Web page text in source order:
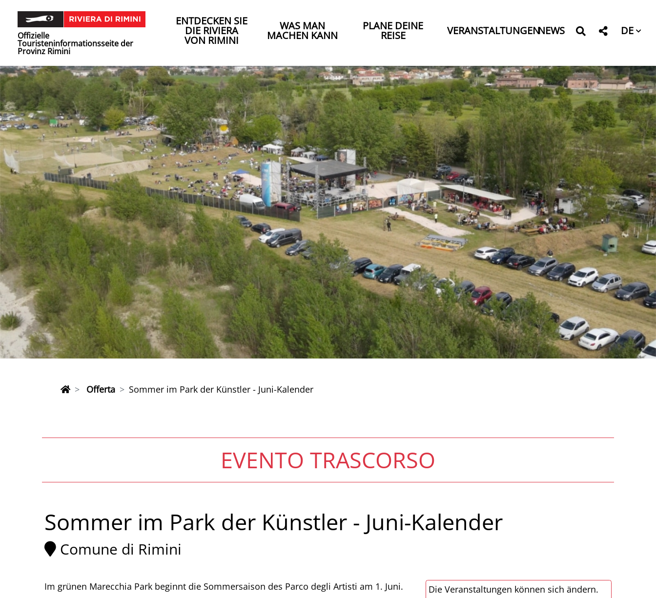
Offizielle
Touristeninformationsseite der
Provinz Rimini
ENTDECKEN SIE
DIE RIVIERA
VON RIMINI
WAS MAN
MACHEN KANN
PLANE DEINE
REISE VERANSTALTUNGENNEWS DE
Offerta Sommer im Park der Künstler - Juni-Kalender
EVENTO TRASCORSO
Sommer im Park der Künstler - Juni-Kalender
Comune di Rimini
Im grünen Marecchia Park beginnt die Sommersaison des Parco degli Artisti am 1. Juni.
Die Veranstaltungen können sich ändern.